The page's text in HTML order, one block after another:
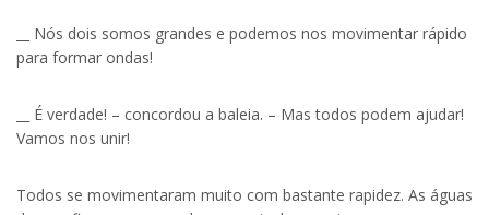
__ Nós dois somos grandes e podemos nos movimentar rápido
para formar ondas!
__ É verdade! – concordou a baleia. – Mas todos podem ajudar!
Vamos nos unir!
Todos se movimentaram muito com bastante rapidez. As águas